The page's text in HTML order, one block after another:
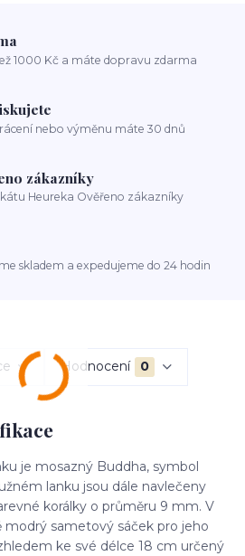
1000 Kč a máte dopravu zdarma
nebo výměnu máte 30 dnů
zákazníky
Heureka Ověřeno zákazníky
skladem a expedujeme do 24 hodin
Hodnocení 0
je mosazný Buddha, symbol
lanku jsou dále navlečeny
korálky o průměru 9 mm. V
modrý sametový sáček pro jeho
ke své délce 18 cm určený